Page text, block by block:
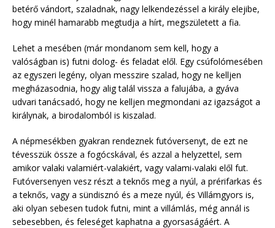
betérő vándort, szaladnak, nagy lelkendezéssel a király elejibe,
hogy minél hamarabb megtudja a hírt, megszületett a fia.
Lehet a mesében (már mondanom sem kell, hogy a
valóságban is) futni dolog- és feladat elől. Egy csúfolómesében
az egyszeri legény, olyan messzire szalad, hogy ne kelljen
megházasodnia, hogy alig talál vissza a falujába, a gyáva
udvari tanácsadó, hogy ne kelljen megmondani az igazságot a
királynak, a birodalomból is kiszalad.
A népmesékben gyakran rendeznek futóversenyt, de ezt ne
tévesszük össze a fogócskával, és azzal a helyzettel, sem
amikor valaki valamiért-valakiért, vagy valami-valaki elől fut.
Futóversenyen vesz részt a teknős meg a nyúl, a prérifarkas és
a teknős, vagy a sündisznó és a meze nyúl, és Villámgyors is,
aki olyan sebesen tudok futni, mint a villámlás, még annál is
sebesebben, és feleséget kaphatna a gyorsaságáért. A